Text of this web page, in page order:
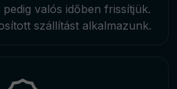
valós időben frissítjük.
szállítást alkalmazunk.